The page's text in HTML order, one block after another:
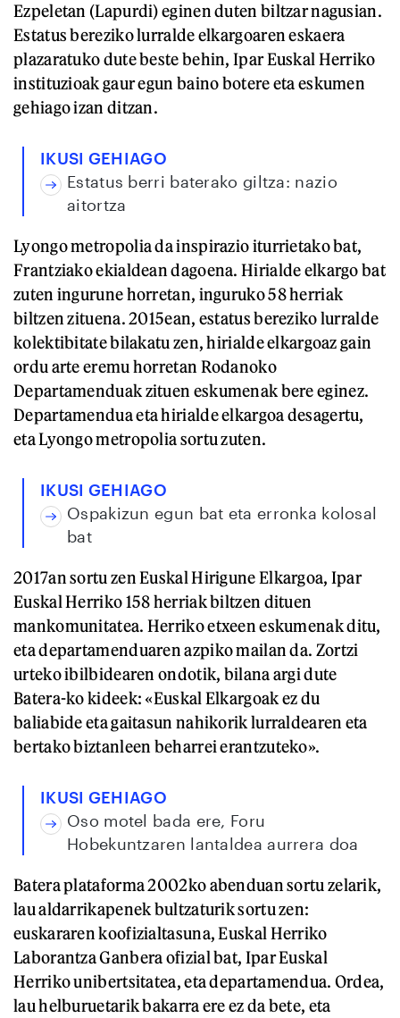
Ezpeletan (Lapurdi) eginen duten biltzar nagusian.
Estatus bereziko lurralde elkargoaren eskaera
plazaratuko dute beste behin, Ipar Euskal Herriko
instituzioak gaur egun baino botere eta eskumen
gehiago izan ditzan.
IKUSI GEHIAGO
Estatus berri baterako giltza: nazio
aitortza
Lyongo metropolia da inspirazio iturrietako bat,
Frantziako ekialdean dagoena. Hirialde elkargo bat
zuten ingurune horretan, inguruko 58 herriak
biltzen zituena. 2015ean, estatus bereziko lurralde
kolektibitate bilakatu zen, hirialde elkargoaz gain
ordu arte eremu horretan Rodanoko
Departamenduak zituen eskumenak bere eginez.
Departamendua eta hirialde elkargoa desagertu,
eta Lyongo metropolia sortu zuten.
IKUSI GEHIAGO
Ospakizun egun bat eta erronka kolosal
bat
2017an sortu zen Euskal Hirigune Elkargoa, Ipar
Euskal Herriko 158 herriak biltzen dituen
mankomunitatea. Herriko etxeen eskumenak ditu,
eta departamenduaren azpiko mailan da. Zortzi
urteko ibilbidearen ondotik, bilana argi dute
Batera-ko kideek: «Euskal Elkargoak ez du
baliabide eta gaitasun nahikorik lurraldearen eta
bertako biztanleen beharrei erantzuteko».
IKUSI GEHIAGO
Oso motel bada ere, Foru
Hobekuntzaren lantaldea aurrera doa
Batera plataforma 2002ko abenduan sortu zelarik,
lau aldarrikapenek bultzaturik sortu zen:
euskararen koofizialtasuna, Euskal Herriko
Laborantza Ganbera ofizial bat, Ipar Euskal
Herriko unibertsitatea, eta departamendua. Ordea,
lau helburuetarik bakarra ere ez da bete, eta